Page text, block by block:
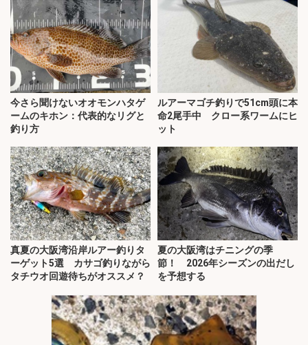
今さら聞けないオオモンハタゲ
ームのキホン：代表的なリグと
釣り方
ルアーマゴチ釣りで51cm頭に本
命2尾手中 クロー系ワームにヒ
ット
真夏の大阪湾沿岸ルアー釣りタ
ーゲット5選 カサゴ釣りながら
タチウオ回遊待ちがオススメ？
夏の大阪湾はチニングの季
節！ 2026年シーズンの出だし
を予想する